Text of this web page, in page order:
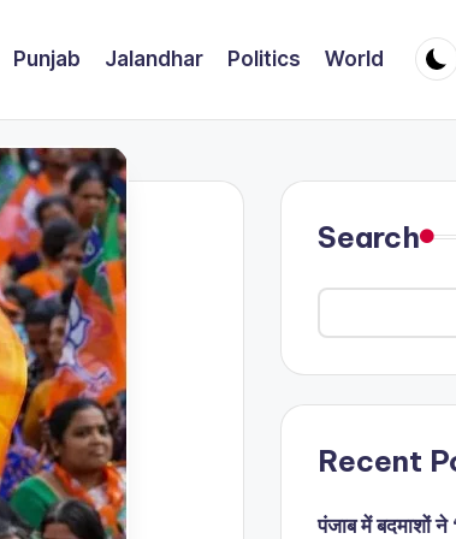
Punjab Jalandhar Politics World
Search
Recent
पंजाब में बदमाशों ने